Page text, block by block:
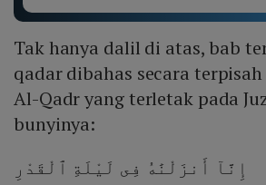
Tak hanya dalil di atas, bab
qadar dibahas secara
Al-Qadr yang terletak pada
bunyinya:
إِنَّآ أَنزَلْنَٰهُ فِى لَيْلَةِ ٱلْقَدْرِ